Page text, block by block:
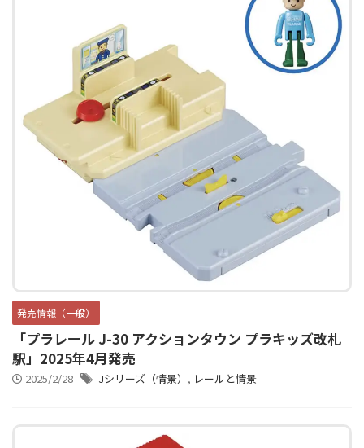
発売情報（一般）
「プラレール J-30 アクションタウン プラキッズ改札
駅」2025年4月発売
2025/2/28 Jシリーズ（情景） , レールと情景